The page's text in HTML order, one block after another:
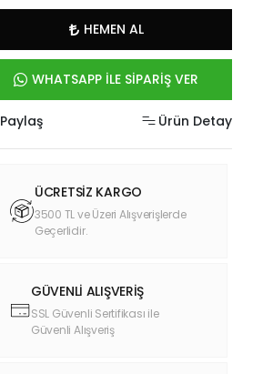
HEMEN AL
WHATSAPP İLE SİPARİŞ VER
Paylaş Ürün Detay
ÜCRETSİZ KARGO
3500 TL ve Üzeri Alışverişlerde
Geçerlidir.
GÜVENLİ ALIŞVERİŞ
SSL Güvenli Sertifikası ile
Güvenli Alışveriş